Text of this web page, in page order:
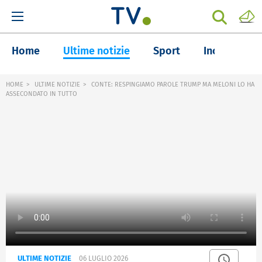
Home Ultime notizie Sport Inchieste
HOME ULTIME NOTIZIE
CONTE: RESPINGIAMO PAROLE TRUMP MA MELONI LO HA
ASSECONDATO IN TUTTO
ULTIME NOTIZIE 06 LUGLIO 2026